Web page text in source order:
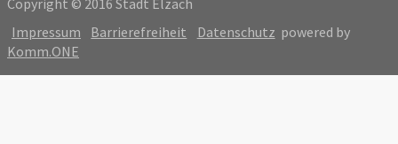
Copyright © 2016 Stadt Elzach
Impressum
Barrierefreiheit Datenschutz powered by
Komm.ONE